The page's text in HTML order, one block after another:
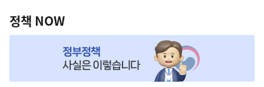
역책
NOW,
정책 NOW